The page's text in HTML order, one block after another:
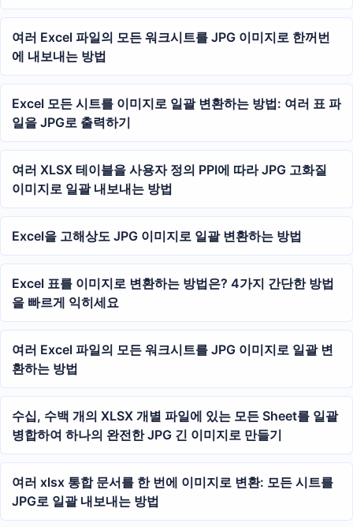
여러 Excel 파일의 모든 워크시트를 JPG 이미지로 한꺼번
에 내보내는 방법
Excel 모든 시트를 이미지로 일괄 변환하는 방법: 여러 표 파
일을 JPG로 출력하기
여러 XLSX 테이블을 사용자 정의 PPI에 따라 JPG 고화질
이미지로 일괄 내보내는 방법
Excel을 고해상도 JPG 이미지로 일괄 변환하는 방법
Excel 표를 이미지로 변환하는 방법은? 4가지 간단한 방법
을 빠르게 익히세요
여러 Excel 파일의 모든 워크시트를 JPG 이미지로 일괄 변
환하는 방법
수십, 수백 개의 XLSX 개별 파일에 있는 모든 Sheet를 일괄
병합하여 하나의 완전한 JPG 긴 이미지로 만들기
여러 xlsx 통합 문서를 한 번에 이미지로 변환: 모든 시트를
JPG로 일괄 내보내는 방법